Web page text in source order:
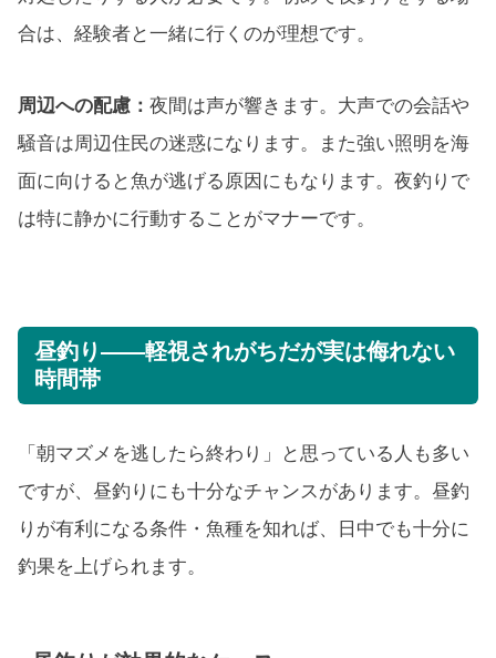
合は、経験者と一緒に行くのが理想です。
周辺への配慮： 夜間は声が響きます。大声での会話や
騒音は周辺住民の迷惑になります。また強い照明を海
面に向けると魚が逃げる原因にもなります。夜釣りで
は特に静かに行動することがマナーです。
昼釣り——軽視されがちだが実は侮れない
時間帯
「朝マズメを逃したら終わり」と思っている人も多い
ですが、昼釣りにも十分なチャンスがあります。昼釣
りが有利になる条件・魚種を知れば、日中でも十分に
釣果を上げられます。